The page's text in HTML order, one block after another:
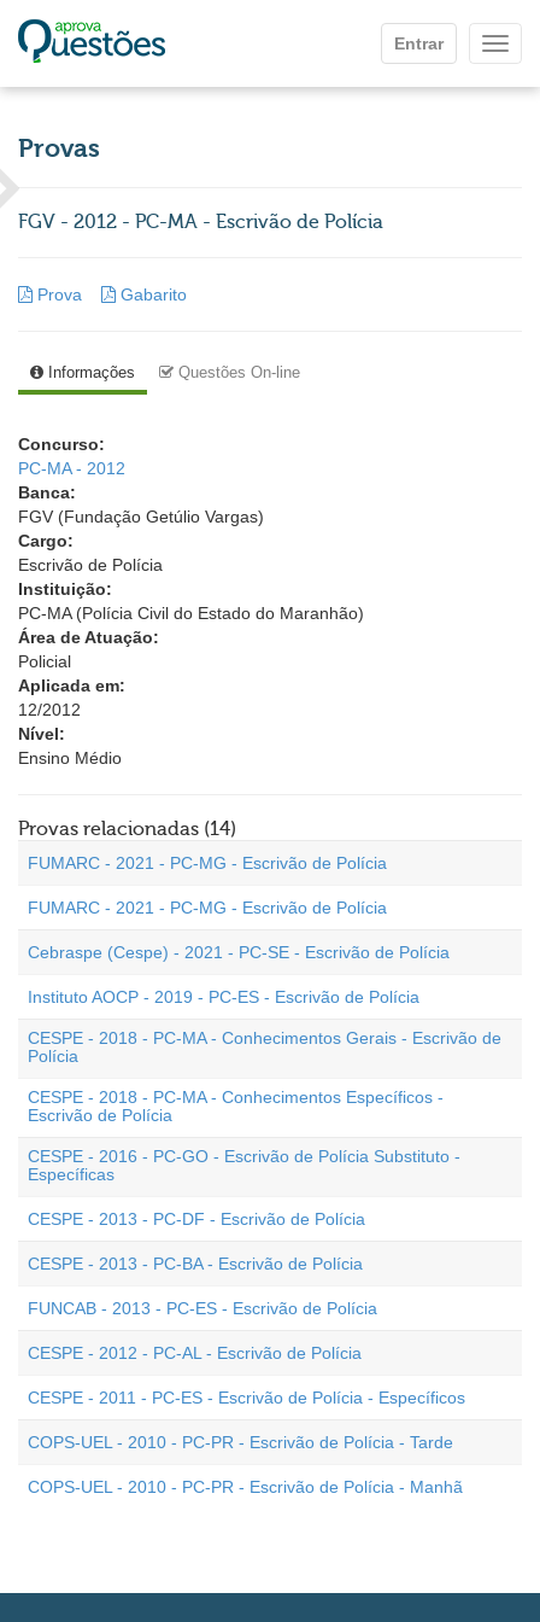
Entrar
Provas
FGV - 2012 - PC-MA - Escrivão de Polícia
Prova Gabarito
Informações Questões On-line
Concurso:
PC-MA - 2012
Banca:
FGV (Fundação Getúlio Vargas)
Cargo:
Escrivão de Polícia
Instituição:
PC-MA (Polícia Civil do Estado do Maranhão)
Área de Atuação:
Policial
Aplicada em:
12/2012
Nível:
Ensino Médio
Provas relacionadas (14)
FUMARC - 2021 - PC-MG - Escrivão de Polícia
FUMARC - 2021 - PC-MG - Escrivão de Polícia
Cebraspe (Cespe) - 2021 - PC-SE - Escrivão de Polícia
Instituto AOCP - 2019 - PC-ES - Escrivão de Polícia
CESPE - 2018 - PC-MA - Conhecimentos Gerais - Escrivão de
Polícia
CESPE - 2018 - PC-MA - Conhecimentos Específicos -
Escrivão de Polícia
CESPE - 2016 - PC-GO - Escrivão de Polícia Substituto -
Específicas
CESPE - 2013 - PC-DF - Escrivão de Polícia
CESPE - 2013 - PC-BA - Escrivão de Polícia
FUNCAB - 2013 - PC-ES - Escrivão de Polícia
CESPE - 2012 - PC-AL - Escrivão de Polícia
CESPE - 2011 - PC-ES - Escrivão de Polícia - Específicos
COPS-UEL - 2010 - PC-PR - Escrivão de Polícia - Tarde
COPS-UEL - 2010 - PC-PR - Escrivão de Polícia - Manhã